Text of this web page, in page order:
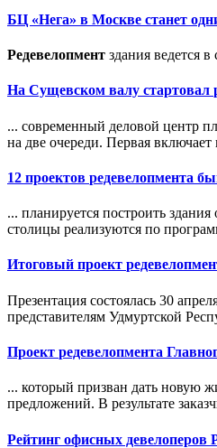
БЦ «Нега» в Москве станет
Редевелопмент здания ведется
На Сущевском валу стартовал
... современный деловой центр
на две очереди. Первая
12 проектов редевелопмента
... планируется построить
столицы реализуются по
Итоговый проект
Презентация состоялась 30
представителям Удмуртской
Проект редевелопмента
... который призван дать новую
предложений. В результате
Рейтинг офисных девелоперов